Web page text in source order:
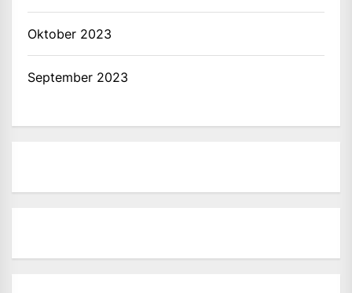
Oktober 2023
September 2023